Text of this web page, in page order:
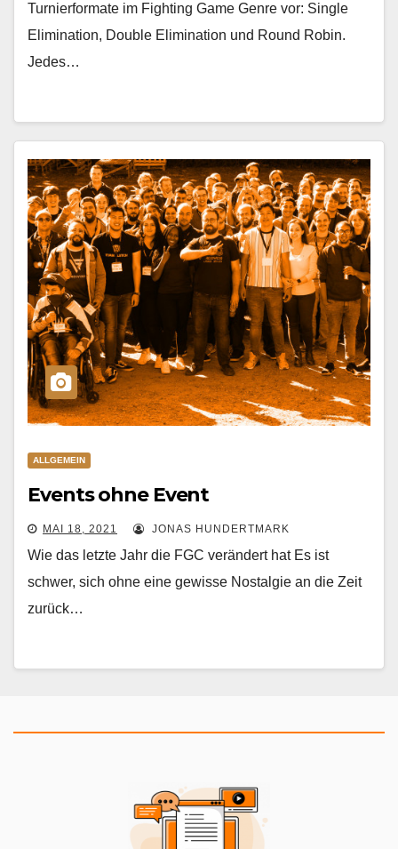
Turnierformate im Fighting Game Genre vor: Single
Elimination, Double Elimination und Round Robin.
Jedes…
ALLGEMEIN
Events ohne Event
MAI 18, 2021 JONAS HUNDERTMARK
Wie das letzte Jahr die FGC verändert hat Es ist
schwer, sich ohne eine gewisse Nostalgie an die Zeit
zurück…